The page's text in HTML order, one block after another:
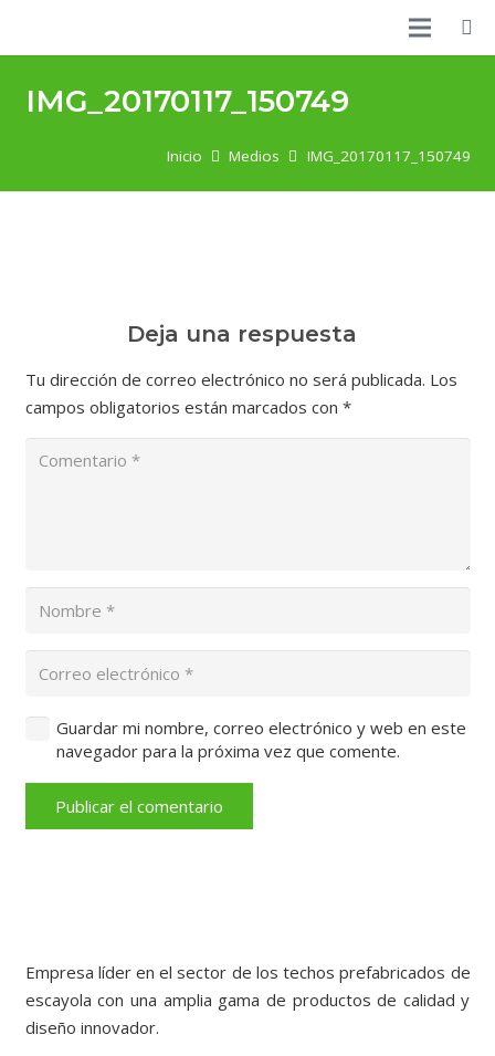
IMG_20170117_150749
Inicio Medios IMG_20170117_150749
Deja una respuesta
Tu dirección de correo electrónico no será publicada. Los
campos obligatorios están marcados con *
Guardar mi nombre, correo electrónico y web en este
navegador para la próxima vez que comente.
Publicar el comentario
Empresa líder en el sector de los techos prefabricados de
escayola con una amplia gama de productos de calidad y
diseño innovador.